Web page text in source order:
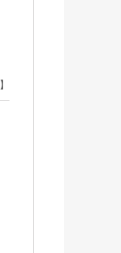
】